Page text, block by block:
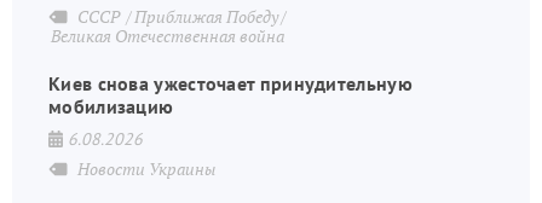
СССР Приближая Победу
Великая Отечественная война
Киев снова ужесточает принудительную
мобилизацию
6.08.2026
Новости Украины